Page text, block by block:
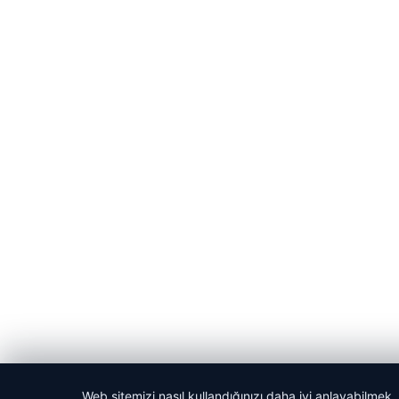
Web sitemizi nasıl kullandığınızı daha iyi